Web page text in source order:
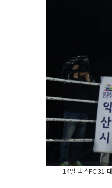
14일 맥스FC 31